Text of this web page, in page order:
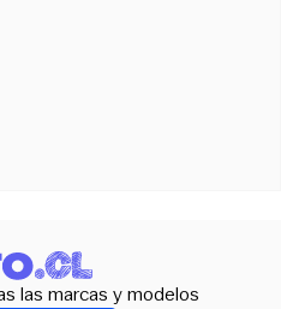
las marcas y modelos